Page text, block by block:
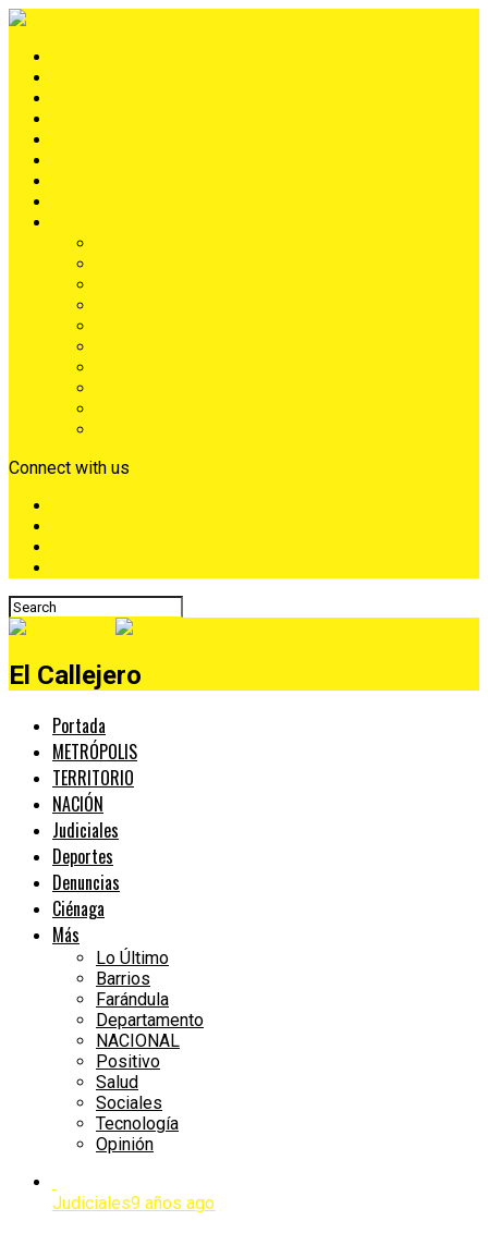
Connect with us
El Callejero
Portada
METRÓPOLIS
TERRITORIO
NACIÓN
Judiciales
Deportes
Denuncias
Ciénaga
Más
Lo Último
Barrios
Farándula
Departamento
NACIONAL
Positivo
Salud
Sociales
Tecnología
Opinión
Judiciales9 años ago